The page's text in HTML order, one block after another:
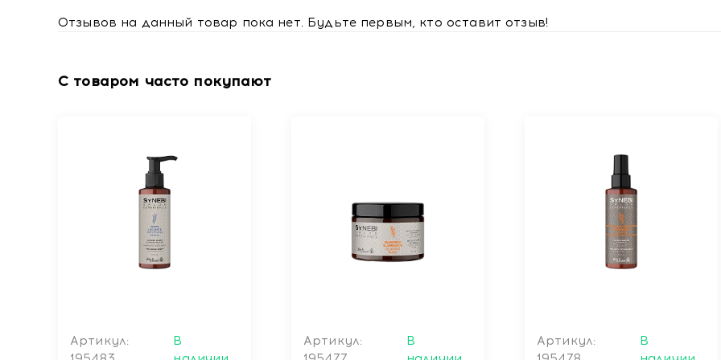
Отзывов на данный товар пока нет. Будьте первым, кто оставит отзыв!
С товаром часто покупают
Артикул:
В
Артикул:
В
Артикул:
В